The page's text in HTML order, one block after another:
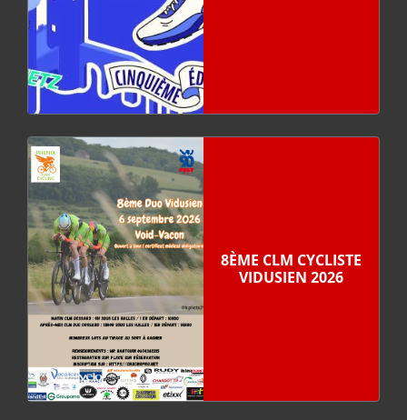
8ÈME CLM CYCLISTE
VIDUSIEN 2026